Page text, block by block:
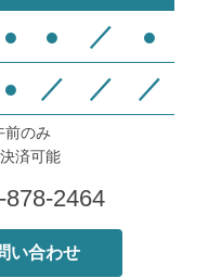
● ● ／ ●
● ／ ／ ／
のみ
済可能
878-2464
い合わせ